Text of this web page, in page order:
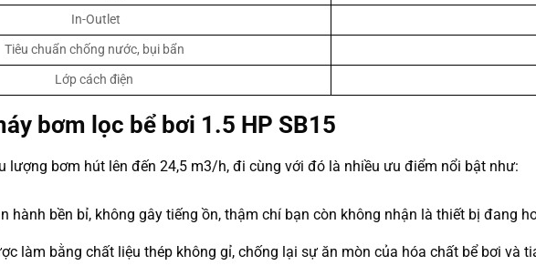
In-Outlet
Tiêu chuẩn chống nước, bụi bẩn
Lớp cách điện
bơm lọc bể bơi 1.5 HP SB15
lượng bơm hút lên đến 24,5 m3/h, đi cùng với đó là nhiều ưu điểm nổi bật như:
hành bền bỉ, không gây tiếng ồn, thậm chí bạn còn không nhận là thiết bị đang
làm bằng chất liệu thép không gỉ, chống lại sự ăn mòn của hóa chất bể bơi và